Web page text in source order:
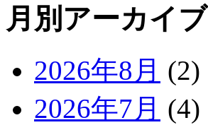
月別アーカイブ
2026年8月 (2)
2026年7月 (4)